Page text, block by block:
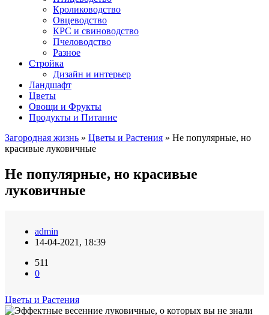
Кролиководство
Овцеводство
КРС и свиноводство
Пчеловодство
Разное
Стройка
Дизайн и интерьер
Ландшафт
Цветы
Овощи и Фрукты
Продукты и Питание
Загородная жизнь » Цветы и Растения » Не популярные, но
красивые луковичные
Не популярные, но красивые
луковичные
admin
14-04-2021, 18:39
511
0
Цветы и Растения